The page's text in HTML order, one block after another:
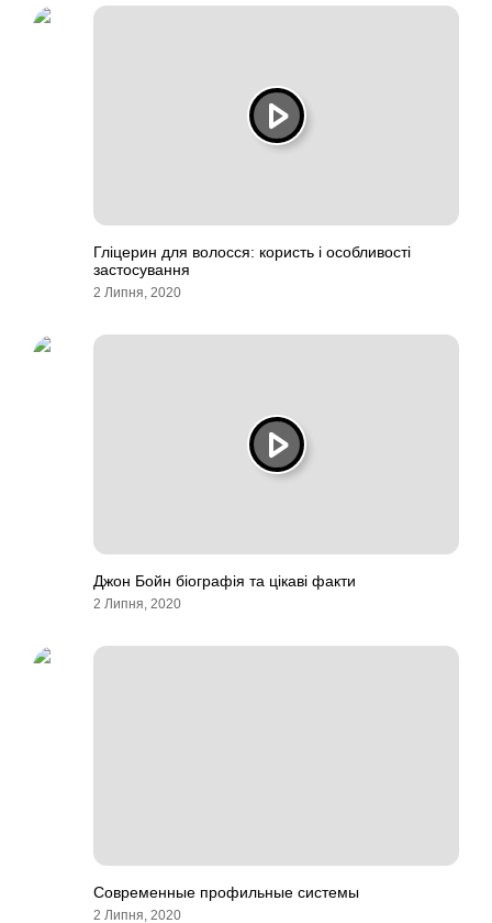
Гліцерин для волосся: користь і особливості
застосування
2 Липня, 2020
Джон Бойн біографія та цікаві факти
2 Липня, 2020
Современные профильные системы
2 Липня, 2020